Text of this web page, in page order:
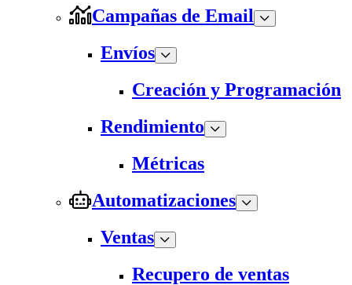
Campañas de Email
Envíos
Creación y Programación
Rendimiento
Métricas
Automatizaciones
Ventas
Recupero de ventas